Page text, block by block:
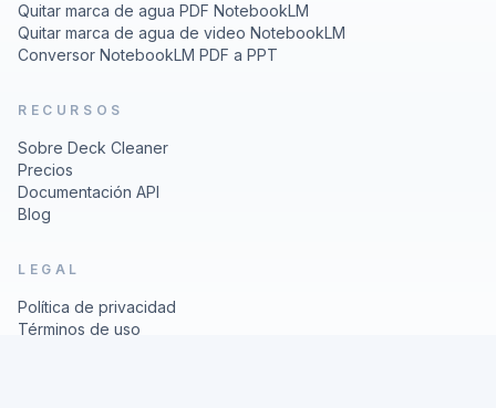
Quitar marca de agua PDF NotebookLM
Quitar marca de agua de video NotebookLM
Conversor NotebookLM PDF a PPT
RECURSOS
Sobre Deck Cleaner
Precios
Documentación API
Blog
LEGAL
Política de privacidad
Términos de uso